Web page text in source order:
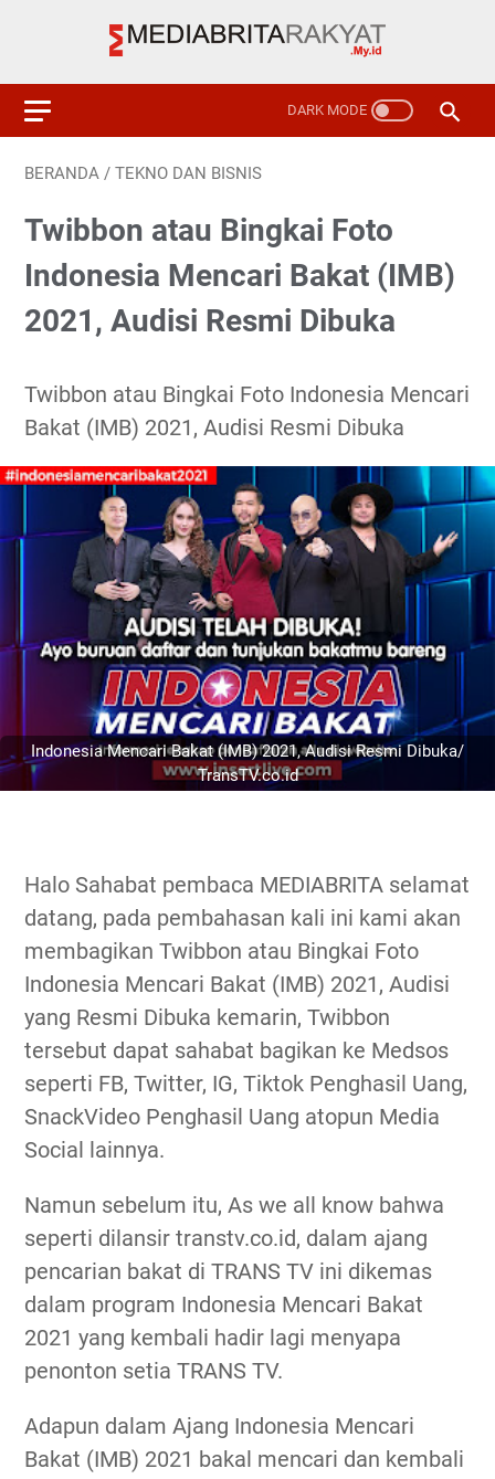
BERANDA / TEKNO DAN BISNIS
Twibbon atau Bingkai Foto
Indonesia Mencari Bakat (IMB)
2021, Audisi Resmi Dibuka
Twibbon atau Bingkai Foto Indonesia Mencari
Bakat (IMB) 2021, Audisi Resmi Dibuka
Indonesia Mencari Bakat (IMB) 2021, Audisi Resmi Dibuka/
TransTV.co.id
Halo Sahabat pembaca MEDIABRITA selamat
datang, pada pembahasan kali ini kami akan
membagikan Twibbon atau Bingkai Foto
Indonesia Mencari Bakat (IMB) 2021, Audisi
yang Resmi Dibuka kemarin, Twibbon
tersebut dapat sahabat bagikan ke Medsos
seperti FB, Twitter, IG, Tiktok Penghasil Uang,
SnackVideo Penghasil Uang atopun Media
Social lainnya.
Namun sebelum itu, As we all know bahwa
seperti dilansir transtv.co.id, dalam ajang
pencarian bakat di TRANS TV ini dikemas
dalam program Indonesia Mencari Bakat
2021 yang kembali hadir lagi menyapa
penonton setia TRANS TV.
Adapun dalam Ajang Indonesia Mencari
Bakat (IMB) 2021 bakal mencari dan kembali